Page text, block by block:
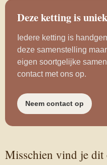
Deze ketting is
Iedere ketting is
deze samenstelling
eigen soortgelijke
contact met ons op.
Neem contact op
Misschien vind je